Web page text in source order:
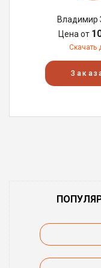
Владимир
Цена от
Скачать